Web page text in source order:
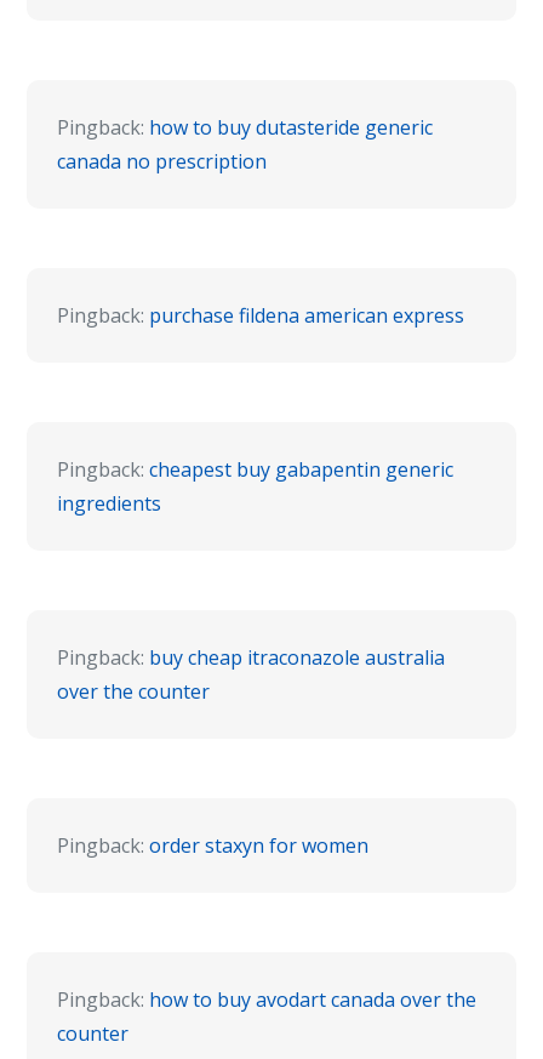
Pingback: how to buy dutasteride generic
canada no prescription
Pingback: purchase fildena american express
Pingback:cheapest buy gabapentin generic
ingredients
Pingback: buy cheap itraconazole australia
over the counter
Pingback:order staxyn for women
Pingback: how to buy avodart canada over the
counter